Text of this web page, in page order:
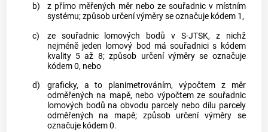
b)
z přímo měřených měr nebo ze souřadnic v místním
systému; způsob určení výměry se označuje kódem 1,
c)
ze souřadnic lomových bodů v S-JTSK, z nichž
nejméně jeden lomový bod má souřadnici s kódem
kvality 5 až 8; způsob určení výměry se označuje
kódem 0, nebo
d)
graficky, a to planimetrováním, výpočtem z měr
odměřených na mapě, nebo výpočtem ze souřadnic
lomových bodů na obvodu parcely nebo dílu parcely
odměřených na mapě; způsob určení výměry se
označuje kódem 0.